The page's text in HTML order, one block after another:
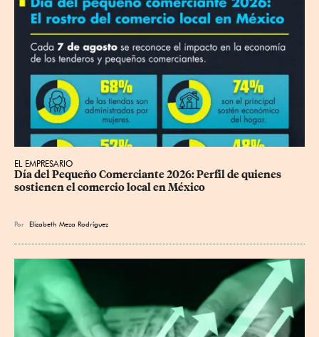
EL EMPRESARIO
Día del Pequeño Comerciante 2026: Perfil de quienes
sostienen el comercio local en México
Por Elizabeth Meza Rodríguez